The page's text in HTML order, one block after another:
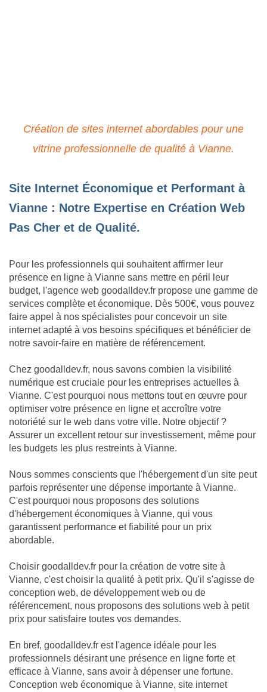
Création de sites internet abordables pour une
vitrine professionnelle de qualité à Vianne.
Site Internet Économique et Performant à
Vianne : Notre Expertise en Création Web
Pas Cher et de Qualité.
Pour les professionnels qui souhaitent affirmer leur
présence en ligne à Vianne sans mettre en péril leur
budget, l'agence web goodalldev.fr propose une gamme de
services complète et économique. Dès 500€, vous pouvez
faire appel à nos spécialistes pour concevoir un site
internet adapté à vos besoins spécifiques et bénéficier de
notre savoir-faire en matière de référencement.
Chez goodalldev.fr, nous savons combien la visibilité
numérique est cruciale pour les entreprises actuelles à
Vianne. C'est pourquoi nous mettons tout en œuvre pour
optimiser votre présence en ligne et accroître votre
notoriété sur le web dans votre ville. Notre objectif ?
Assurer un excellent retour sur investissement, même pour
les budgets les plus restreints à Vianne.
Nous sommes conscients que l'hébergement d'un site peut
parfois représenter une dépense importante à Vianne.
C'est pourquoi nous proposons des solutions
d'hébergement économiques à Vianne, qui vous
garantissent performance et fiabilité pour un prix
abordable.
Choisir goodalldev.fr pour la création de votre site à
Vianne, c'est choisir la qualité à petit prix. Qu'il s'agisse de
conception web, de développement web ou de
référencement, nous proposons des solutions web à petit
prix pour satisfaire toutes vos demandes.
En bref, goodalldev.fr est l'agence idéale pour les
professionnels désirant une présence en ligne forte et
efficace à Vianne, sans avoir à dépenser une fortune.
Conception web économique à Vianne, site internet